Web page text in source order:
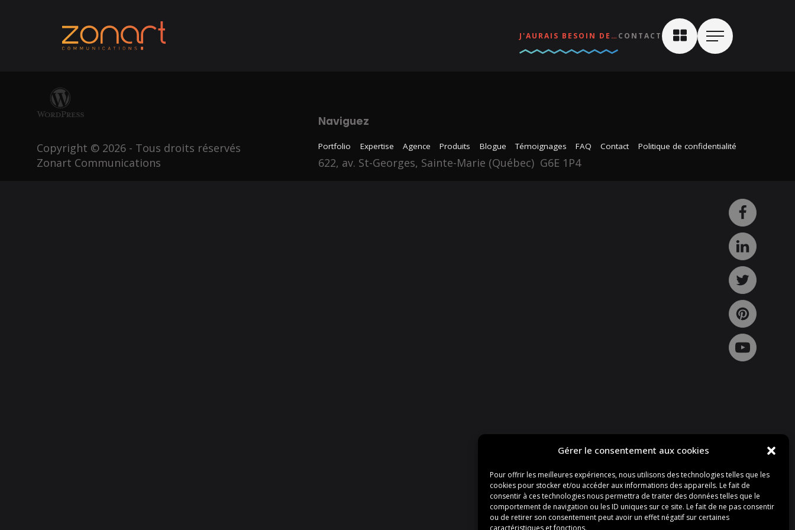
Gérer le consentement aux cookies
Pour offrir les meilleures expériences, nous utilisons des technologies telles que les
cookies pour stocker et/ou accéder aux informations des appareils. Le fait de
consentir à ces technologies nous permettra de traiter des données telles que le
comportement de navigation ou les ID uniques sur ce site. Le fait de ne pas consentir
ou de retirer son consentement peut avoir un effet négatif sur certaines
caractéristiques et fonctions.
J'AURAIS BESOIN DE… CONTACT
Copyright © 2026 - Tous droits réservés
Zonart Communications
Naviguez
Portfolio Expertise Agence Produits Blogue Témoignages FAQ Contact Politique de confidentialité
622, av. St-Georges, Sainte-Marie (Québec) G6E 1P4